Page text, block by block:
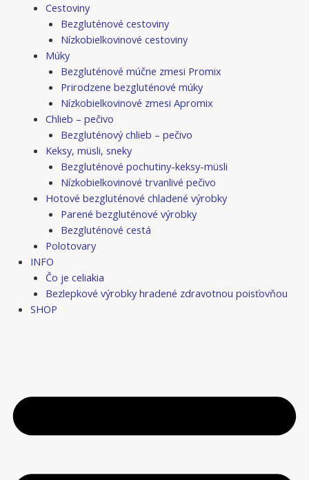
Cestoviny
Bezgluténové cestoviny
Nízkobielkovinové cestoviny
Múky
Bezgluténové múčne zmesi Promix
Prirodzene bezgluténové múky
Nízkobielkovinové zmesi Apromix
Chlieb – pečivo
Bezgluténový chlieb – pečivo
Keksy, müsli, sneky
Bezgluténové pochutiny-keksy-müsli
Nízkobielkovinové trvanlivé pečivo
Hotové bezgluténové chladené výrobky
Parené bezgluténové výrobky
Bezgluténové cestá
Polotovary
INFO
Čo je celiakia
Bezlepkové výrobky hradené zdravotnou poisťovňou
SHOP